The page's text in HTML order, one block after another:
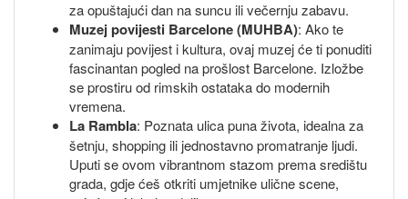
za opuštajući dan na suncu ili večernju zabavu.
Muzej povijesti Barcelone (MUHBA): Ako te
zanimaju povijest i kultura, ovaj muzej će ti ponuditi
fascinantan pogled na prošlost Barcelone. Izložbe
se prostiru od rimskih ostataka do modernih
vremena.
La Rambla: Poznata ulica puna života, idealna za
šetnju, shopping ili jednostavno promatranje ljudi.
Uputi se ovom vibrantnom stazom prema središtu
grada, gdje ćeš otkriti umjetnike ulične scene,